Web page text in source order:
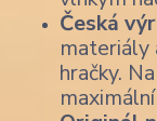
Česká
materiály
hračky.